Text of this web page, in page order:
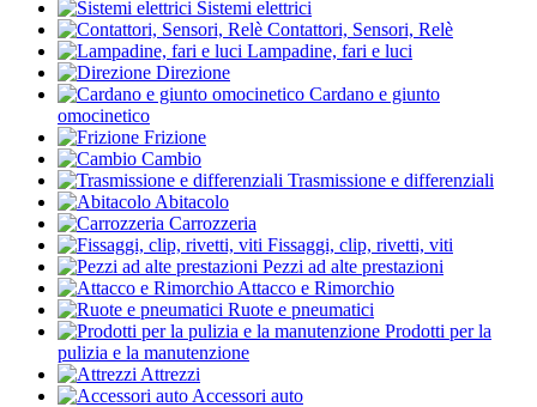
Sistemi elettrici
Contattori, Sensori, Relè
Lampadine, fari e luci
Direzione
Cardano e giunto
omocinetico
Frizione
Cambio
Trasmissione e differenziali
Abitacolo
Carrozzeria
Fissaggi, clip, rivetti, viti
Pezzi ad alte prestazioni
Attacco e Rimorchio
Ruote e pneumatici
Prodotti per la
pulizia e la manutenzione
Attrezzi
Accessori auto